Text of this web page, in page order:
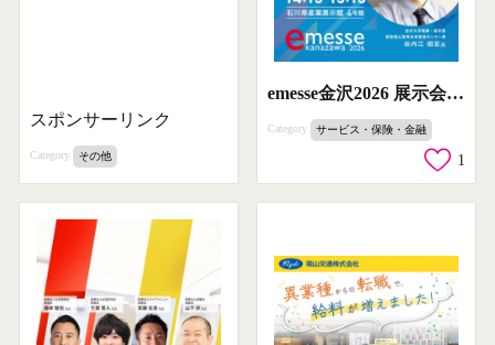
スポンサーリンク
Category その他
emesse金沢2026 展示会セミナー
Category サービス・保険・金融
1